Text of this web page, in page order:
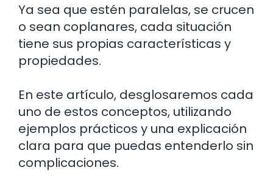
Ya sea que estén paralelas, se crucen
o sean coplanares, cada situación
tiene sus propias características y
propiedades.
En este artículo, desglosaremos cada
uno de estos conceptos, utilizando
ejemplos prácticos y una explicación
clara para que puedas entenderlo sin
complicaciones.